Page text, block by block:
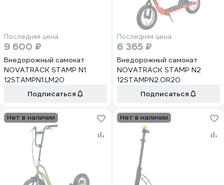
Последняя цена
9 600 ₽
Внедорожный самокат
NOVATRACK STAMP N1
12STAMPN1.LM20
Подписаться
Последняя цена
6 365 ₽
Внедорожный самокат
NOVATRACK STAMP N2
12STAMPN2.OR20
Подписаться
Нет в наличии Нет в наличии